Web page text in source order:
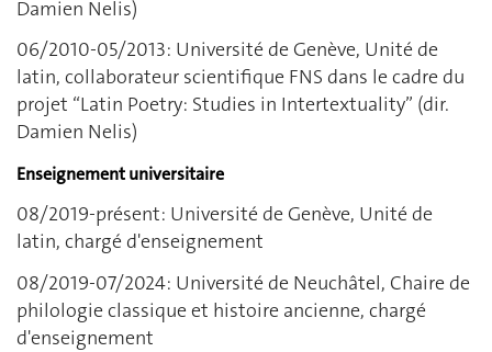
Damien Nelis)
06/2010-05/2013: Université de Genève, Unité de
latin, collaborateur scientifique FNS dans le cadre du
projet “Latin Poetry: Studies in Intertextuality” (dir.
Damien Nelis)
Enseignement universitaire
08/2019-présent: Université de Genève, Unité de
latin, chargé d'enseignement
08/2019-07/2024: Université de Neuchâtel, Chaire de
philologie classique et histoire ancienne, chargé
d'enseignement